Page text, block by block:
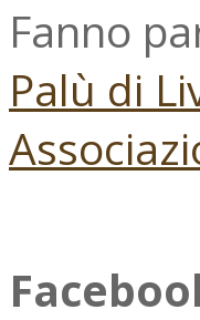
Fanno
Palù di